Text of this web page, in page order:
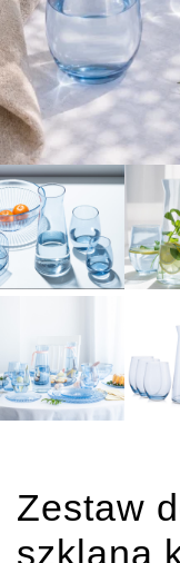
Zestaw
szklana